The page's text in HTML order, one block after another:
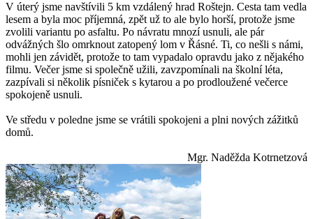
V úterý jsme navštívili 5 km vzdálený hrad Roštejn. Cesta tam vedla
lesem a byla moc příjemná, zpět už to ale bylo horší, protože jsme
zvolili variantu po asfaltu. Po návratu mnozí usnuli, ale pár
odvážných šlo omrknout zatopený lom v Řásné. Ti, co nešli s námi,
mohli jen závidět, protože to tam vypadalo opravdu jako z nějakého
filmu. Večer jsme si společně užili, zavzpomínali na školní léta,
zazpívali si několik písniček s kytarou a po prodloužené večerce
spokojeně usnuli.
Ve středu v poledne jsme se vrátili spokojeni a plni nových zážitků
domů.
Mgr. Naděžda Kotrnetzová